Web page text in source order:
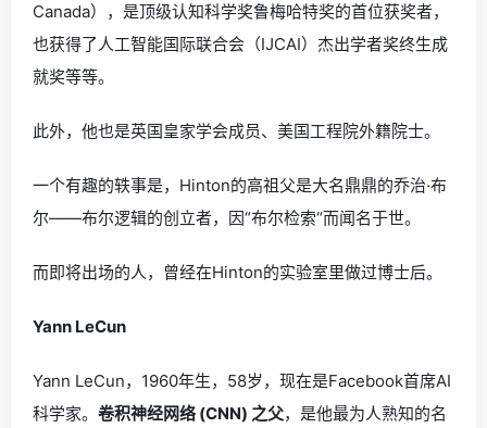
Canada），是顶级认知科学奖鲁梅哈特奖的首位获奖者，
也获得了人工智能国际联合会（IJCAI）杰出学者奖终生成
就奖等等。
此外，他也是英国皇家学会成员、美国工程院外籍院士。
一个有趣的轶事是，Hinton的高祖父是大名鼎鼎的乔治·布
尔——布尔逻辑的创立者，因“布尔检索“而闻名于世。
而即将出场的人，曾经在Hinton的实验室里做过博士后。
Yann LeCun
Yann LeCun，1960年生，58岁，现在是Facebook首席AI
科学家。 卷积神经网络 (CNN) 之父，是他最为人熟知的名